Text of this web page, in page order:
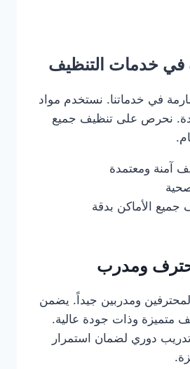
في خدمات التنظيف
في خدماتنا. نستخدم مواد
نحرص على تنظيف جميع
آمنة ومعتمدة
الأماكن بدقة
ومدرب
ومدربين جيداً. يضمن
متميزة وذات جودة عالية.
دوري لضمان استمرار